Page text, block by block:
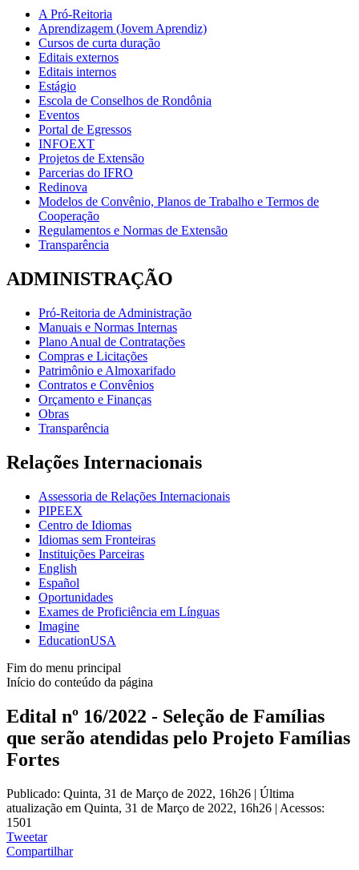
A Pró-Reitoria
Aprendizagem (Jovem Aprendiz)
Cursos de curta duração
Editais externos
Editais internos
Estágio
Escola de Conselhos de Rondônia
Eventos
Portal de Egressos
INFOEXT
Projetos de Extensão
Parcerias do IFRO
Redinova
Modelos de Convênio, Planos de Trabalho e Termos de
Cooperação
Regulamentos e Normas de Extensão
Transparência
ADMINISTRAÇÃO
Pró-Reitoria de Administração
Manuais e Normas Internas
Plano Anual de Contratações
Compras e Licitações
Patrimônio e Almoxarifado
Contratos e Convênios
Orçamento e Finanças
Obras
Transparência
Relações Internacionais
Assessoria de Relações Internacionais
PIPEEX
Centro de Idiomas
Idiomas sem Fronteiras
Instituições Parceiras
English
Español
Oportunidades
Exames de Proficiência em Línguas
Imagine
EducationUSA
Fim do menu principal
Início do conteúdo da página
Edital nº 16/2022 - Seleção de Famílias
que serão atendidas pelo Projeto Famílias
Fortes
Publicado: Quinta, 31 de Março de 2022, 16h26 | Última
atualização em Quinta, 31 de Março de 2022, 16h26 | Acessos:
1501
Tweetar
Compartilhar